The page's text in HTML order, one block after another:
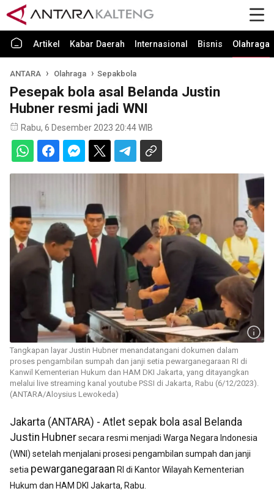
Artikel Kabar Daerah Internasional Bisnis Olahraga
ANTARA Olahraga Sepakbola
Pesepak bola asal Belanda Justin
Hubner resmi jadi WNI
Rabu, 6 Desember 2023 20:44 WIB
Tangkapan layar Justin Hubner menandatangani dokumen dalam
proses pengambilan sumpah dan janji setia pewarganegaraan RI di
Kanwil Kementerian Hukum dan HAM DKI Jakarta, yang ditayangkan
melalui live streaming kanal youtube PSSI di Jakarta, Rabu (6/12/2023).
(ANTARA/Aloysius Lewokeda)
Jakarta (ANTARA) - Atlet sepak bola asal Belanda
Justin Hubnersecara resmi menjadi Warga Negara Indonesia
(WNI) setelah menjalani prosesi pengambilan sumpah dan janji
setia pewarganegaraan RI di Kantor Wilayah Kementerian
Hukum dan HAM DKI Jakarta, Rabu.